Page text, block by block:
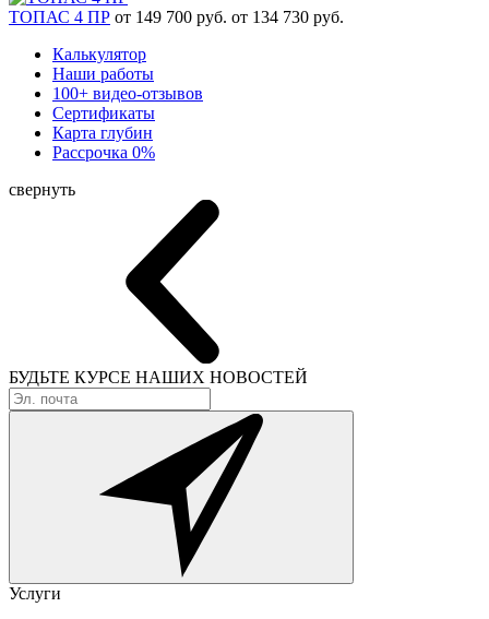
ТОПАС 4 ПР от 149 700 руб. от 134 730 руб.
Калькулятор
Наши работы
100+ видео-отзывов
Сертификаты
Карта глубин
Рассрочка 0%
свернуть
БУДЬТЕ КУРСЕ НАШИХ НОВОСТЕЙ
Услуги